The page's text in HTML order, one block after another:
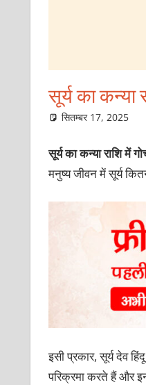
सूर्य का कन्या
सितम्बर 17, 2025
सूर्य का कन्या राशि में
मनुष्य जीवन में सूर्य
इसी प्रकार, सूर्य देव
परिक्रमा करते हैं और